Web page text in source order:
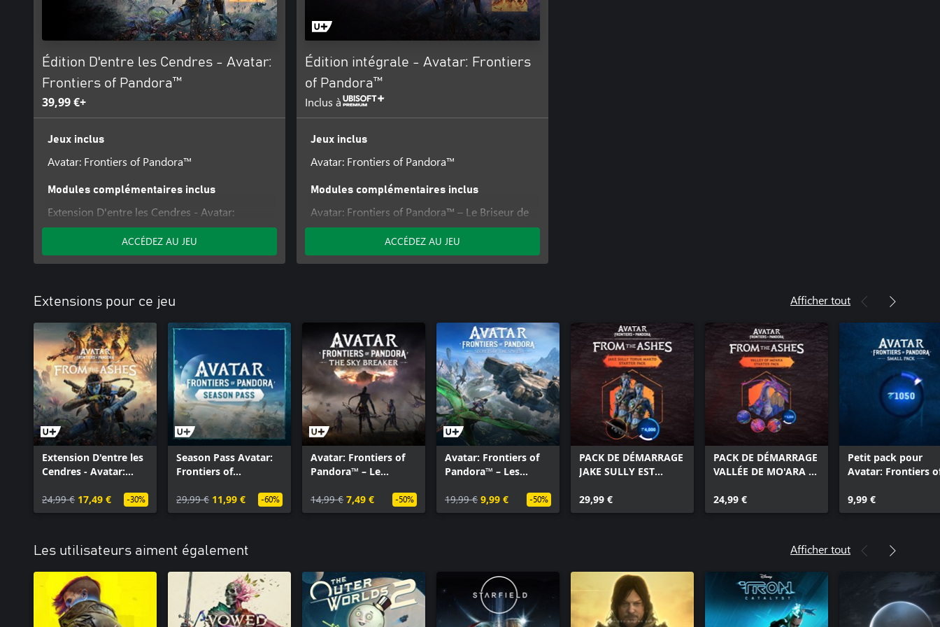
Édition D'entre les Cendres - Avatar:
Frontiers of Pandora™
39,99 €+
Jeux inclus
Avatar: Frontiers of Pandora™
Modules complémentaires inclus
Extension D'entre les Cendres - Avatar:
Frontiers of Pandora™
ACCÉDEZ AU JEU
Édition intégrale - Avatar: Frontiers
of Pandora™
Inclus à
Jeux inclus
Avatar: Frontiers of Pandora™
Modules complémentaires inclus
Avatar: Frontiers of Pandora™ – Le Briseur de
ciel
Avatar: Frontiers of Pandora™ – Les Secrets
des montagnes
dématérialisé
Season Pass Avatar: Frontiers of Pandora™
Avatar: Frontiers of Pandora™ - Pack Ultimate
ACCÉDEZ AU JEU
Extensions pour ce jeu Afficher tout
Extension D'entre les
Cendres - Avatar:
Pandora™
24,99 € 17,49 € -30%
Season Pass Avatar:
Frontiers of
29,99 € 11,99 € -60%
Avatar: Frontiers of
Pandora™ – Le
14,99 € 7,49 € -50%
Avatar: Frontiers of
Pandora™ – Les
montagnes
19,99 € 9,99 € -50%
PACK DE DÉMARRAGE
JAKE SULLY EST
AVATAR: FRONTIERS
OF PANDORA™
29,99 €
PACK DE DÉMARRAGE
VALLÉE DE MO'ARA –
OF PANDORA™
24,99 €
Petit pack pour
Avatar: Frontiers
jetons
9,99 €
Les utilisateurs aiment également Afficher tout